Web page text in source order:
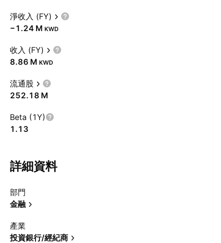
淨收入 (FY)
‪−1.24 M‬ KWD
收入 (FY)
‪8.86 M‬ KWD
流通股
‪252.18 M‬
Beta (1Y)
1.13
詳細資料
部門
金融
產業
投資銀行/經紀商